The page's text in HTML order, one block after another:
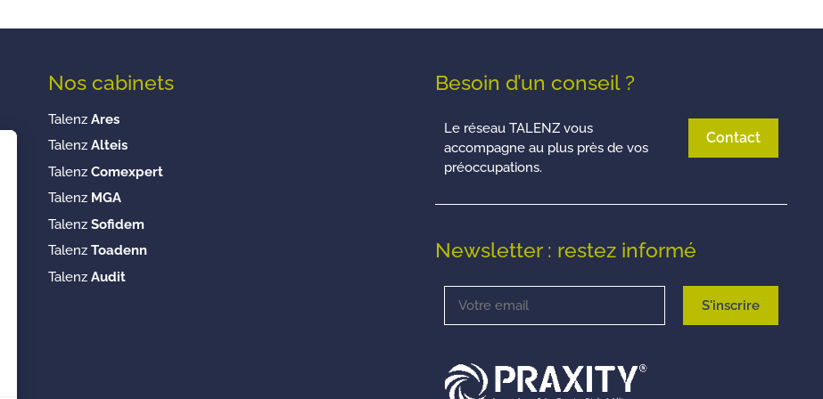
Nos cabinets
Talenz Ares
Talenz Alteis
Talenz Comexpert
Talenz MGA
Talenz Sofidem
Talenz Toadenn
Talenz Audit
Besoin d’un conseil ?
Le réseau TALENZ vous
accompagne au plus près de vos
préoccupations.
Contact
Newsletter : restez informé